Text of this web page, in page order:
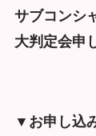
サブコンシ
大判定会申
▼お申し込